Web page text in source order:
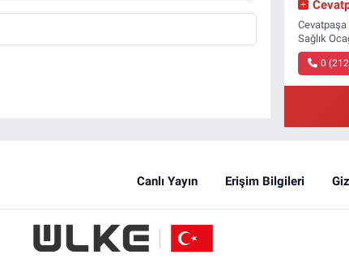
Sağlık
0
Canlı Yayın Erişim Bilgileri